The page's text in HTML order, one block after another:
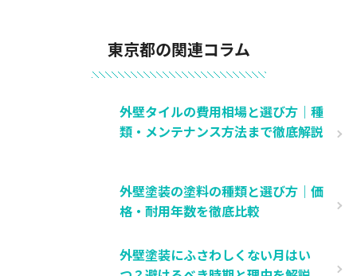
東京都の関連コラム
外壁タイルの費用相場と選び方｜種
類・メンテナンス方法まで徹底解説
外壁塗装の塗料の種類と選び方｜価
格・耐用年数を徹底比較
外壁塗装にふさわしくない月はい